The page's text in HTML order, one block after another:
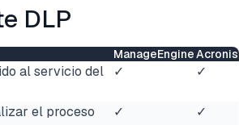
DLP
ManageEngineAcronis
al servicio del
✓ ✓
el proceso
✓ ✓